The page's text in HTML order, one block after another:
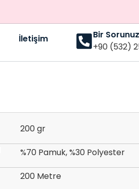
İletişim
Bir
+90 (532)
200 gr
%70 Pamuk, %30 Polyester
200 Metre